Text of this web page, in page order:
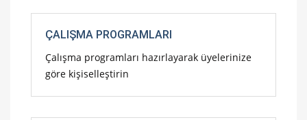
ÇALIŞMA PROGRAMLARI
Çalışma programları hazırlayarak üyelerinize
göre kişiselleştirin